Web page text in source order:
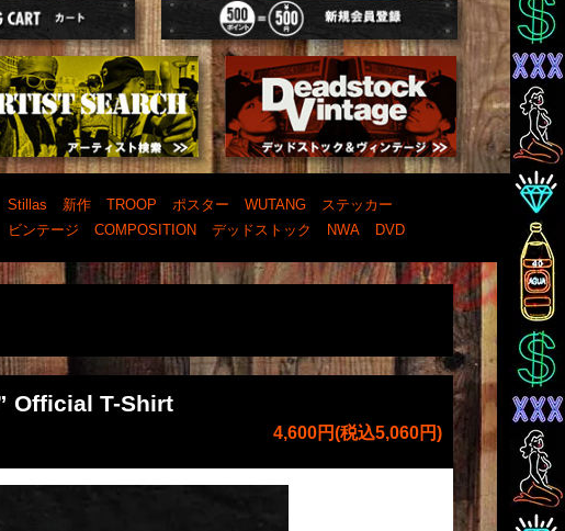
Stillas 新作 TROOP ポスター WUTANG
ステッカー
ビンテージ
COMPOSITION デッドストック NWA DVD
Official T-Shirt
4,600円(税込5,060円)